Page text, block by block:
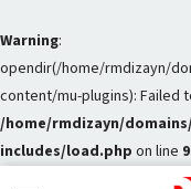
Warning:
opendir(/home/rmdizayn/
content/mu-plugins): Failed
/home/rmdizayn/
includes/load.php on line